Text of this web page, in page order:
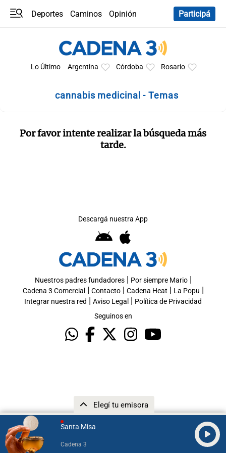
Santa Misa
Cadena 3
Elegí tu emisora
Deportes Caminos
Opinión
Participá
Lo Último Argentina Córdoba Rosario
cannabis medicinal - Temas
Por favor intente realizar la búsqueda más
tarde.
Descargá nuestra App
Nuestros padres fundadores| Por siempre Mario|
Cadena 3 Comercial | Contacto| Cadena Heat | La Popu |
Integrar nuestra red | Aviso Legal | Política de Privacidad
Seguinos en